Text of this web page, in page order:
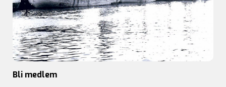
Bli medlem